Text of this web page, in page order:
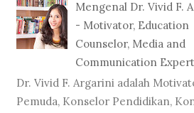
TRAINER PELATIHAN
KEMENTERIAN KOMUN...
Mengenal Dr. Vivid F.
- Motivator, Education
Counselor, Media and
Communication Expert
Dr. Vivid F. Argarini adalah
Pemuda, Konselor Pendidikan,